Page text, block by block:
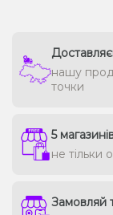
нашу
точки
5
не тільки
Замовляй